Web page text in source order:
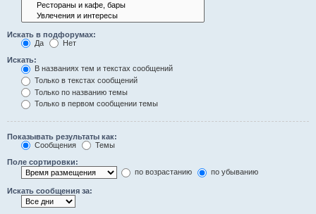
Искать в подфорумах:
Да
Нет
Искать:
В названиях тем и текстах сообщений
Только в текстах сообщений
Только по названию темы
Только в первом сообщении темы
Показывать результаты как:
Сообщения
Темы
Поле сортировки:
по возрастанию
по убыванию
Искать сообщения за: